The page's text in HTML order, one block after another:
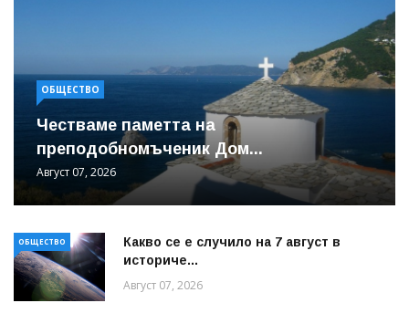
ОБЩЕСТВО
Честваме паметта на
преподобномъченик Дом...
Август 07, 2026
ОБЩЕСТВО
Какво се е случило на 7 август в
историче...
Август 07, 2026